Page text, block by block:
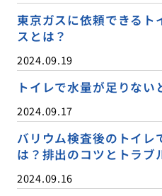
東京ガスに依頼できるト
スとは？
2024.09.19
トイレで水量が足りな
2024.09.17
バリウム検査後のトイレ
は？排出のコツとトラブ
2024.09.16